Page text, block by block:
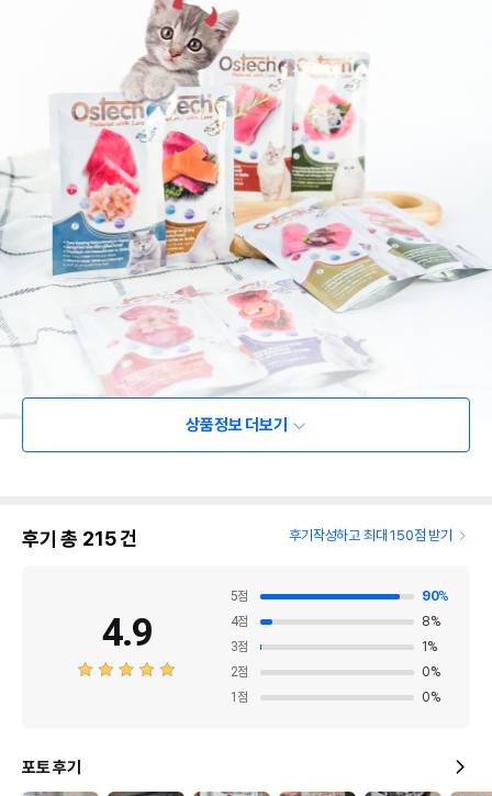
상품정보 더보기
후기 총 215건 후기작성하고 최대 150점 받기
4.9
5점 90%
4점 8%
3점 1 %
2점 0%
1 점 0%
포토 후기